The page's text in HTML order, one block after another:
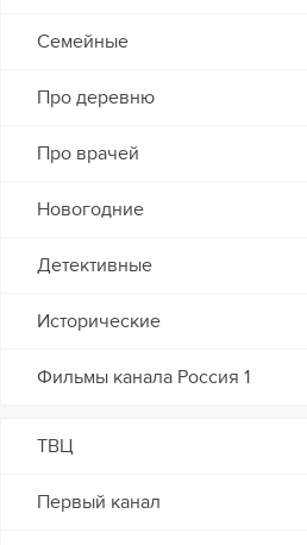
Семейные
Про деревню
Про врачей
Новогодние
Детективные
Исторические
Фильмы канала Россия 1
ТВЦ
Первый канал